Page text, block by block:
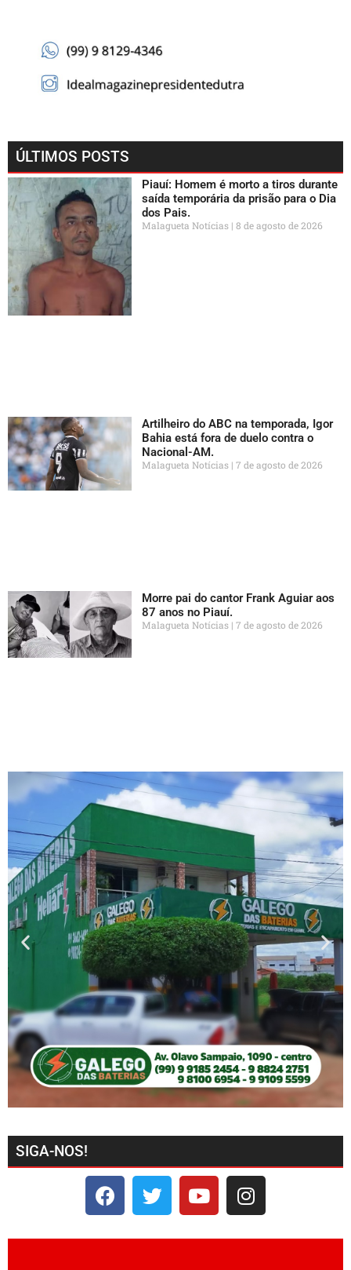
ÚLTIMOS POSTS
Piauí: Homem é morto a tiros durante
saída temporária da prisão para o Dia
dos Pais.
Malagueta Notícias 8 de agosto de 2026
Artilheiro do ABC na temporada, Igor
Bahia está fora de duelo contra o
Nacional-AM.
Malagueta Notícias 7 de agosto de 2026
Morre pai do cantor Frank Aguiar aos
87 anos no Piauí.
Malagueta Notícias 7 de agosto de 2026
SIGA-NOS!